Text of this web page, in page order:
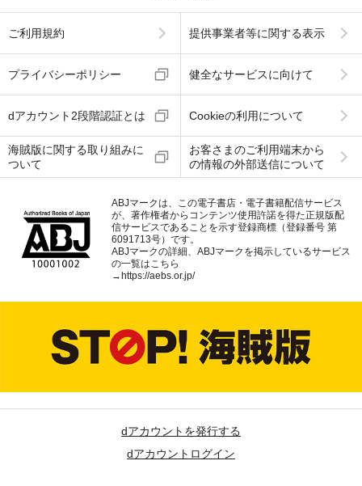
ご利用規約 提供事業者等に関する表示
プライバシーポリシー 健全なサービスに向けて
dアカウント2段階認証とは Cookieの利用について
海賊版に関する取り組みに
ついて
お客さまのご利用端末から
の情報の外部送信について
ABJマークは、この電子書店・電子書籍配信サービス
が、著作権者からコンテンツ使用許諾を得た正規版配
信サービスであることを示す登録商標（登録番号 第
6091713号）です。
ABJマークの詳細、ABJマークを掲示しているサービス
の一覧はこちら
→https://aebs.or.jp/
dアカウントを発行する
dアカウントログイン